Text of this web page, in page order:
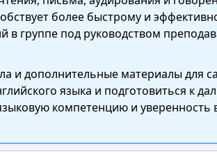
более быстрому и
в группе под руководством
и дополнительные материалы для
языка и подготовиться к
компетенцию и уверенность